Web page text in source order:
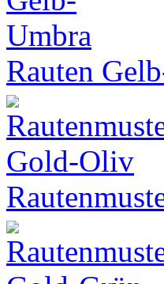
Rauten